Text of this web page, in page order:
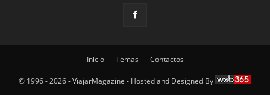
Inicio Temas Contactos
© 1996 - 2026 - ViajarMagazine - Hosted and Designed By